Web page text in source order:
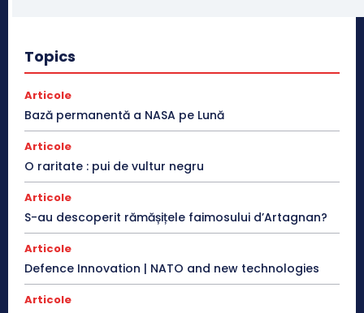
Topics
Articole
Bază permanentă a NASA pe Lună
Articole
O raritate : pui de vultur negru
Articole
S-au descoperit rămășițele faimosului d’Artagnan?
Articole
Defence Innovation | NATO and new technologies
Articole